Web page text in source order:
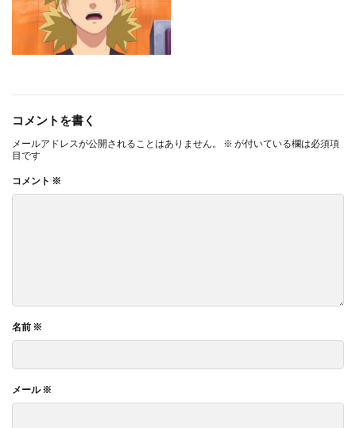
コメントを書く
メールアドレスが公開されることはありません。 ※ が付いている欄は必須項
目です
コメント ※
名前 ※
メール※